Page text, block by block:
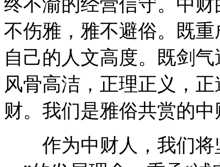
终不渝的经营信守。中
不伤雅，雅不避俗。既
自己的人文高度。既剑
风骨高洁，正理正义，
财。我们是雅俗共赏的中
作为中财人，我们将